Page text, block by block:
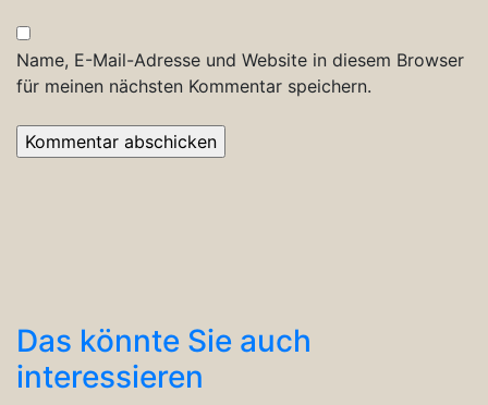
Name, E-Mail-Adresse und Website in diesem Browser
für meinen nächsten Kommentar speichern.
Das könnte Sie auch
interessieren